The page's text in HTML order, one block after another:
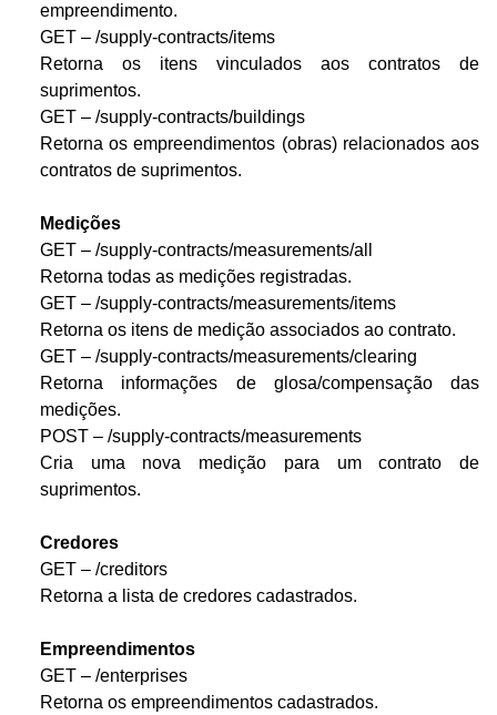
empreendimento.
GET – /supply-contracts/items
Retorna os itens vinculados aos contratos de
suprimentos.
GET – /supply-contracts/buildings
Retorna os empreendimentos (obras) relacionados aos
contratos de suprimentos.
Medições
GET – /supply-contracts/measurements/all
Retorna todas as medições registradas.
GET – /supply-contracts/measurements/items
Retorna os itens de medição associados ao contrato.
GET – /supply-contracts/measurements/clearing
Retorna informações de glosa/compensação das
medições.
POST – /supply-contracts/measurements
Cria uma nova medição para um contrato de
suprimentos.
Credores
GET – /creditors
Retorna a lista de credores cadastrados.
Empreendimentos
GET – /enterprises
Retorna os empreendimentos cadastrados.